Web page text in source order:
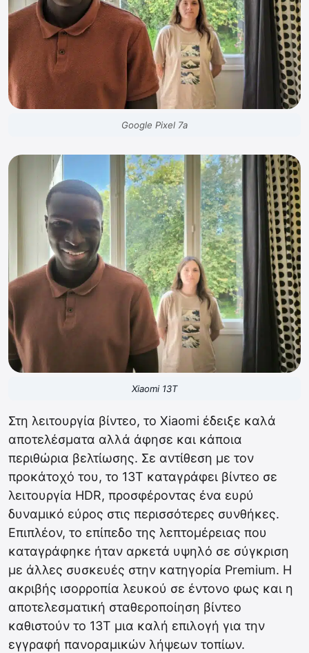
Google Pixel 7a
Xiaomi 13T
Στη λειτουργία βίντεο, το Xiaomi έδειξε καλά
αποτελέσματα αλλά άφησε και κάποια
περιθώρια βελτίωσης. Σε αντίθεση με τον
προκάτοχό του, το 13T καταγράφει βίντεο σε
λειτουργία HDR, προσφέροντας ένα ευρύ
δυναμικό εύρος στις περισσότερες συνθήκες.
Επιπλέον, το επίπεδο της λεπτομέρειας που
καταγράφηκε ήταν αρκετά υψηλό σε σύγκριση
με άλλες συσκευές στην κατηγορία Premium. Η
ακριβής ισορροπία λευκού σε έντονο φως και η
αποτελεσματική σταθεροποίηση βίντεο
καθιστούν το 13T μια καλή επιλογή για την
εγγραφή πανοραμικών λήψεων τοπίων.